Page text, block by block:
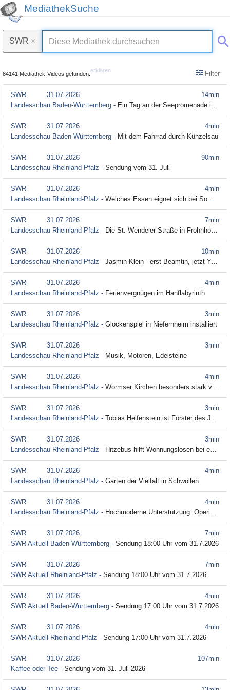
MediathekSuche
SWR ×
84141 Mediathek-Videos gefunden.
erklären Filter
14min
SWR
31.07.2026
Landesschau Baden-Württemberg - Ein Tag an der Seepromenade in Meersburg
4min
SWR
31.07.2026
Landesschau Baden-Württemberg - Mit dem Fahrrad durch Künzelsau
90min
SWR
31.07.2026
Landesschau Rheinland-Pfalz - Sendung vom 31. Juli
4min
SWR
31.07.2026
Landesschau Rheinland-Pfalz - Welches Essen eignet sich bei Sommerhitze
7min
SWR
31.07.2026
Landesschau Rheinland-Pfalz - Die St. Wendeler Straße in Frohnhofen
10min
SWR
31.07.2026
Landesschau Rheinland-Pfalz - Jasmin Klein - erst Beamtin, jetzt Yogalehrerin
4min
SWR
31.07.2026
Landesschau Rheinland-Pfalz - Ferienvergnügen im Hanflabyrinth
3min
SWR
31.07.2026
Landesschau Rheinland-Pfalz - Glockenspiel in Niefernheim installiert
3min
SWR
31.07.2026
Landesschau Rheinland-Pfalz - Musik, Motoren, Edelsteine
4min
SWR
31.07.2026
Landesschau Rheinland-Pfalz - Wormser Kirchen besonders stark von Zerstörung betroffen
3min
SWR
31.07.2026
Landesschau Rheinland-Pfalz - Tobias Helfenstein ist Förster des Jahres
3min
SWR
31.07.2026
Landesschau Rheinland-Pfalz - Hitzebus hilft Wohnungslosen bei extremen Temperaturen
4min
SWR
31.07.2026
Landesschau Rheinland-Pfalz - Garten der Vielfalt in Schwollen
4min
SWR
31.07.2026
Landesschau Rheinland-Pfalz - Hochmoderne Unterstützung: Operieren mit einem Roboter
7min
SWR
31.07.2026
SWR Aktuell Baden-Württemberg - Sendung 18:00 Uhr vom 31.7.2026
7min
SWR
31.07.2026
SWR Aktuell Rheinland-Pfalz - Sendung 18:00 Uhr vom 31.7.2026
4min
SWR
31.07.2026
SWR Aktuell Baden-Württemberg - Sendung 17:00 Uhr vom 31.7.2026
4min
SWR
31.07.2026
SWR Aktuell Rheinland-Pfalz - Sendung 17:00 Uhr vom 31.7.2026
107min
SWR
31.07.2026
Kaffee oder Tee - Sendung vom 31. Juli 2026